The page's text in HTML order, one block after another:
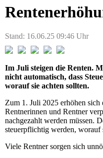
Stand: 16.06.25 09:46 Uhr
Im Juli steigen die Renten.
nicht automatisch, dass
worauf sie achten sollten.
Zum 1. Juli 2025 erhöhen
Rentnerinnen und Rentner
nachgezahlt werden müssen.
steuerpflichtig werden, worauf
Viele Rentner sorgen sich